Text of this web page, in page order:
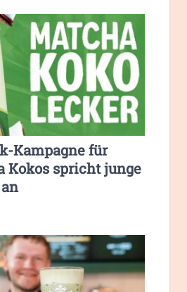
Kampagne für
Kokos spricht junge